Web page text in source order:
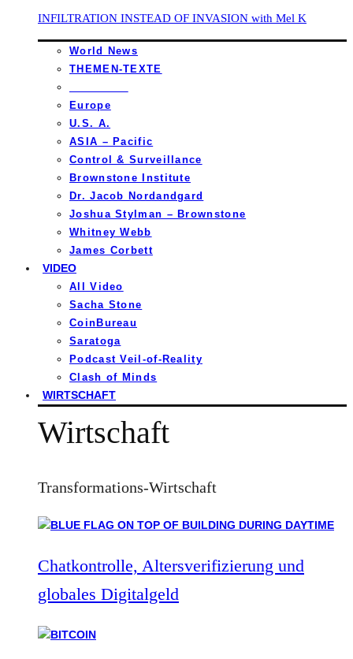
INFILTRATION INSTEAD OF INVASION with Mel K
World News
THEMEN-TEXTE
Europe
U.S. A.
ASIA – Pacific
Control & Surveillance
Brownstone Institute
Dr. Jacob Nordandgard
Joshua Stylman – Brownstone
Whitney Webb
James Corbett
VIDEO
All Video
Sacha Stone
CoinBureau
Saratoga
Podcast Veil-of-Reality
Clash of Minds
WIRTSCHAFT
Wirtschaft
Transformations-Wirtschaft
Chatkontrolle, Altersverifizierung und
globales Digitalgeld